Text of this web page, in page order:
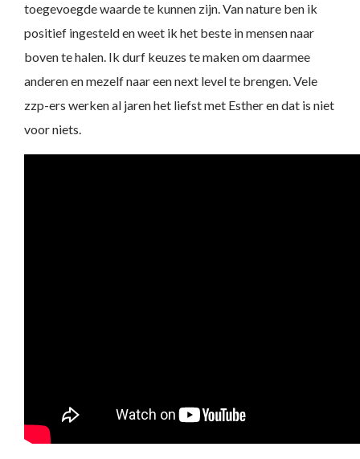
toegevoegde waarde te kunnen zijn. Van nature ben ik
positief ingesteld en weet ik het beste in mensen naar
boven te halen. Ik durf keuzes te maken om daarmee
anderen en mezelf naar een next level te brengen. Vele
zzp-ers werken al jaren het liefst met Esther en dat is niet
voor niets.